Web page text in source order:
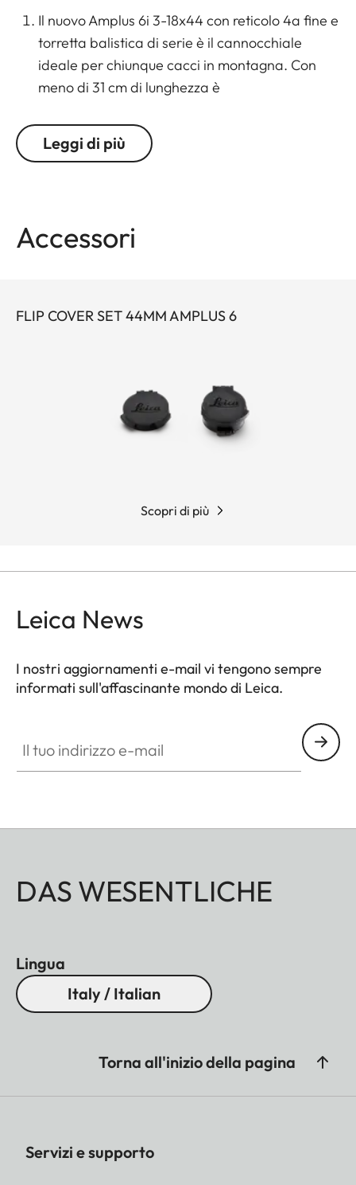
Il nuovo Amplus 6i 3-18x44 con reticolo 4a fine e
torretta balistica di serie è il cannocchiale
ideale per chiunque cacci in montagna. Con
meno di 31 cm di lunghezza è
montaggio per esempio su un monocolpo
basculante. Grazie alla compattezza, alla
illuminabile e alla torretta balistica di serie,
Leggi di più
Accessori
FLIP COVER SET 44MM AMPLUS 6
Scopri di più
Leica News
I nostri aggiornamenti e-mail vi tengono sempre
informati sull'affascinante mondo di Leica.
DAS WESENTLICHE
Lingua
Italy / Italian
Torna all'inizio della pagina
Servizi e supporto